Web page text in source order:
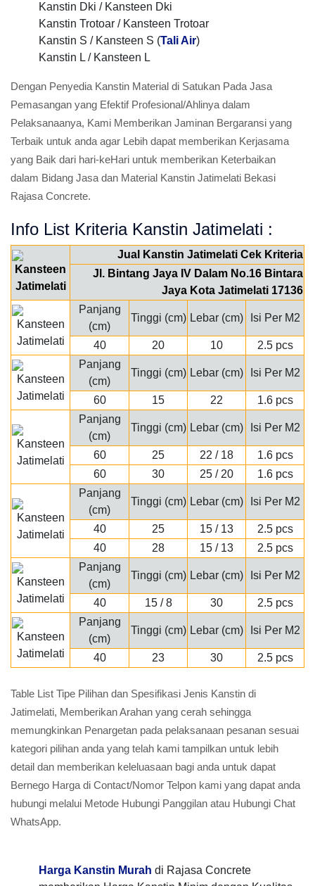
Kanstin Dki / Kansteen Dki
Kanstin Trotoar / Kansteen Trotoar
Kanstin S / Kansteen S (Tali Air)
Kanstin L / Kansteen L
Dengan Penyedia Kanstin Material di Satukan Pada Jasa
Pemasangan yang Efektif Profesional/Ahlinya dalam
Pelaksanaanya, Kami Memberikan Jaminan Bergaransi yang
Terbaik untuk anda agar Lebih dapat memberikan Kerjasama
yang Baik dari hari-keHari untuk memberikan Keterbaikan
dalam Bidang Jasa dan Material Kanstin Jatimelati Bekasi
Rajasa Concrete.
Info List Kriteria Kanstin Jatimelati :
Jual Kanstin Jatimelati Cek Kriteria
Jl. Bintang Jaya IV Dalam No.16 Bintara
Jaya Kota Jatimelati 17136
Panjang
(cm)
Tinggi (cm) Lebar (cm) Isi Per M2
40 20 10
2.5 pcs
Panjang
(cm)
Tinggi (cm) Lebar (cm) Isi Per M2
60 15 22
1.6 pcs
Panjang
(cm)
Tinggi (cm) Lebar (cm) Isi Per M2
60 25 22 / 18
1.6 pcs
60
30 25 / 20
1.6 pcs
Panjang
(cm)
Tinggi (cm) Lebar (cm) Isi Per M2
40 25 15 / 13
2.5 pcs
40
28 15 / 13
2.5 pcs
Panjang
(cm)
Tinggi (cm) Lebar (cm) Isi Per M2
40 15 / 8 30
2.5 pcs
Panjang
(cm)
Tinggi (cm) Lebar (cm) Isi Per M2
40 23 30 2.5 pcs
Table List Tipe Pilihan dan Spesifikasi Jenis Kanstin di
Jatimelati, Memberikan Arahan yang cerah sehingga
memungkinkan Penargetan pada pelaksanaan pesanan sesuai
kategori pilihan anda yang telah kami tampilkan untuk lebih
detail dan memberikan keleluasaan bagi anda untuk dapat
Bernego Harga di Contact/Nomor Telpon kami yang dapat anda
hubungi melalui Metode Hubungi Panggilan atau Hubungi Chat
WhatsApp.
Harga Kanstin Murah di Rajasa Concrete